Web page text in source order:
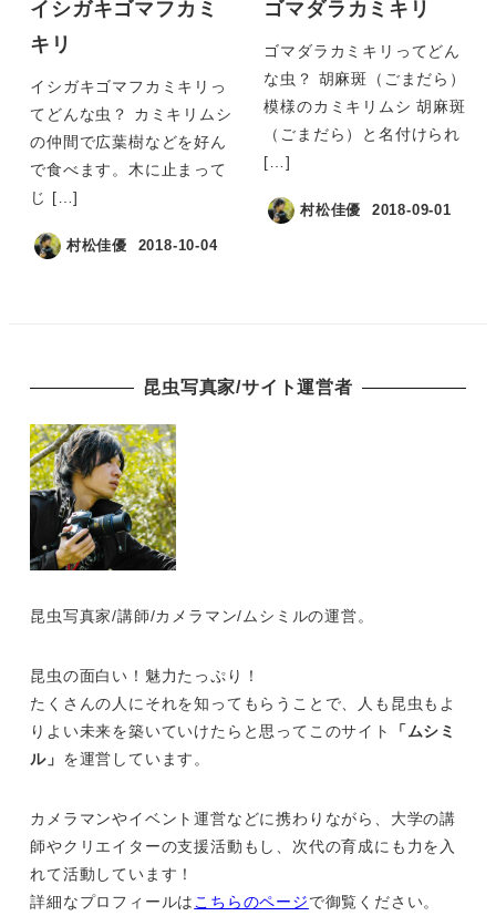
イシガキゴマフカミ
キリ
イシガキゴマフカミキリっ
てどんな虫？ カミキリムシ
の仲間で広葉樹などを好ん
で食べます。木に止まって
じ […]
村松佳優 2018-10-04
ゴマダラカミキリ
ゴマダラカミキリってどん
な虫？ 胡麻斑（ごまだら）
模様のカミキリムシ 胡麻斑
（ごまだら）と名付けられ
[…]
村松佳優 2018-09-01
昆虫写真家/サイト運営者
昆虫写真家/講師/カメラマン/ムシミルの運営。
昆虫の面白い！魅力たっぷり！
たくさんの人にそれを知ってもらうことで、人も昆虫もよ
りよい未来を築いていけたらと思ってこのサイト
「ムシミ
ル」 を運営しています。
カメラマンやイベント運営などに携わりながら、大学の講
師やクリエイターの支援活動もし、次代の育成にも力を入
れて活動しています！
詳細なプロフィールは こちらのページで御覧ください。